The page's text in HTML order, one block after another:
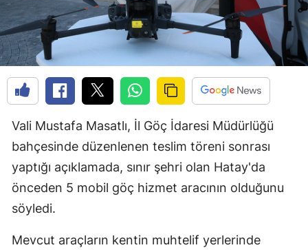
Vali Mustafa Masatlı, İl Göç İdaresi Müdürlüğü
bahçesinde düzenlenen teslim töreni sonrası
yaptığı açıklamada, sınır şehri olan Hatay'da
önceden 5 mobil göç hizmet aracının olduğunu
söyledi.
Mevcut araçların kentin muhtelif yerlerinde